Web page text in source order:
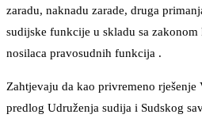
zaradu, naknadu zarade, druga
sudijske funkcije u skladu sa zakonom
nosilaca pravosudnih funkcija .
Zahtjevaju da kao privremeno
predlog Udruženja sudija i Sudskog